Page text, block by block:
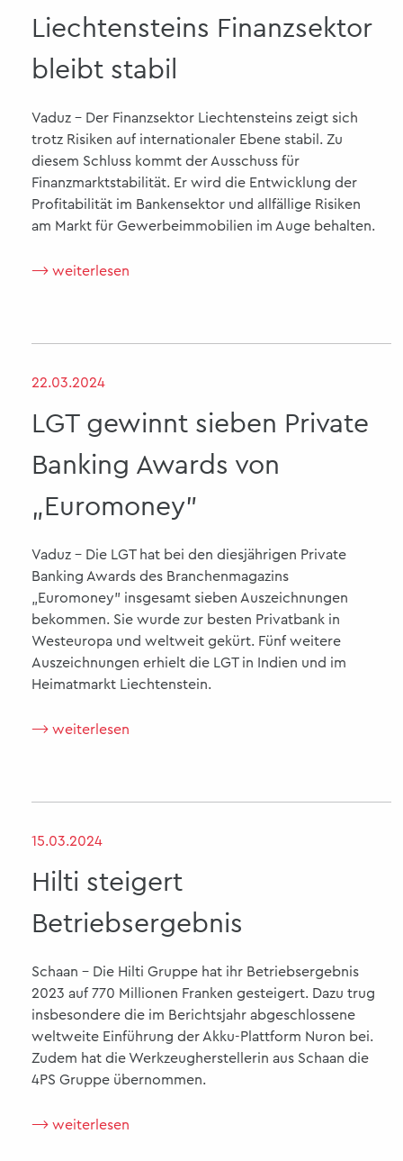
Liechtensteins Finanzsektor
bleibt stabil
Vaduz - Der Finanzsektor Liechtensteins zeigt sich
trotz Risiken auf internationaler Ebene stabil. Zu
diesem Schluss kommt der Ausschuss für
Finanzmarktstabilität. Er wird die Entwicklung der
Profitabilität im Bankensektor und allfällige Risiken
am Markt für Gewerbeimmobilien im Auge behalten.
⟶ weiterlesen
22.03.2024
LGT gewinnt sieben Private
Banking Awards von
„Euromoney"
Vaduz - Die LGT hat bei den diesjährigen Private
Banking Awards des Branchenmagazins
„Euromoney" insgesamt sieben Auszeichnungen
bekommen. Sie wurde zur besten Privatbank in
Westeuropa und weltweit gekürt. Fünf weitere
Auszeichnungen erhielt die LGT in Indien und im
Heimatmarkt Liechtenstein.
⟶ weiterlesen
15.03.2024
Hilti steigert
Betriebsergebnis
Schaan - Die Hilti Gruppe hat ihr Betriebsergebnis
2023 auf 770 Millionen Franken gesteigert. Dazu trug
insbesondere die im Berichtsjahr abgeschlossene
weltweite Einführung der Akku-Plattform Nuron bei.
Zudem hat die Werkzeugherstellerin aus Schaan die
4PS Gruppe übernommen.
⟶ weiterlesen